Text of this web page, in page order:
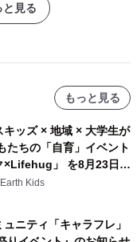
見る
もっと見る
キッズ × 地域 × 大学生が
たちの「自育」イベント
×Lifehug」 を8月23日
Kids
ニティ「キャラフレ」